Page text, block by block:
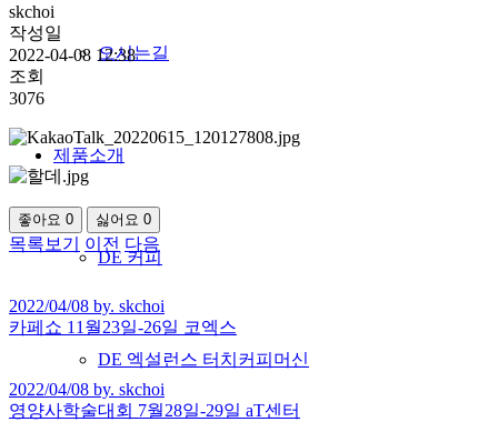
오시는길
제품소개
DE 커피
DE 엑설런스 터치커피머신
skchoi
작성일
2022-04-08 12:38
조회
3076
좋아요 0 싫어요 0
목록보기 이전 다음
2022/04/08 by. skchoi
카페쇼 11월23일-26일 코엑스
2022/04/08 by. skchoi
영양사학술대회 7월28일-29일 aT센터